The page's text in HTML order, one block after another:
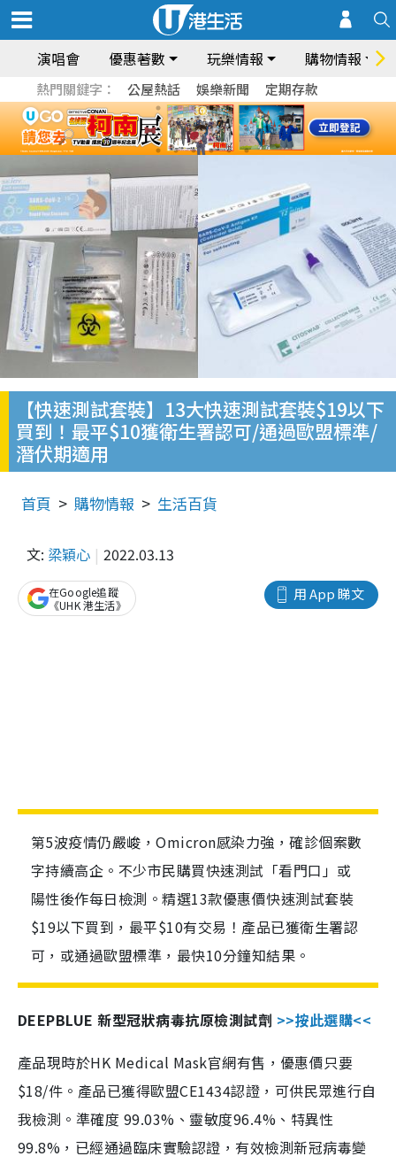
演唱會 優惠著數 玩樂情報 購物情報
熱門關鍵字： 公屋熱話 娛樂新聞 定期存款
【快速測試套裝】13大快速測試套裝$19以下
買到！最平$10獲衛生署認可/通過歐盟標準/
潛伏期適用
首頁 購物情報 生活百貨
文: 梁穎心 2022.03.13
用 App 睇文
在Google追蹤
《UHK 港生活》
第5波疫情仍嚴峻，Omicron感染力強，確診個案數
字持續高企。不少市民購買快速測試「看門口」或
陽性後作每日檢測。精選13款優惠價快速測試套裝
$19以下買到，最平$10有交易！產品已獲衛生署認
可，或通過歐盟標準，最快10分鐘知結果。
DEEPBLUE 新型冠狀病毒抗原檢測試劑 >>按此選購<<
產品現時於HK Medical Mask官網有售，優惠價只要
$18/件。產品已獲得歐盟CE1434認證，可供民眾進行自
我檢測。準確度 99.03%、靈敏度96.4%、特異性
99.8%，已經通過臨床實驗認證，有效檢測新冠病毒變